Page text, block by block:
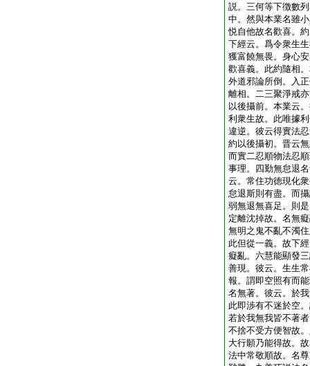
説。三何等下徴數
中。然與本業名雖
悦自他故名歡喜。
下經云。爲令衆生
獲富饒無畏。身心
歡喜義。此約隨相
外道邪論所倒。入
離相。二三聚淨戒
以後攝前。本業云
利衆生故。此唯據
違逆。彼云得實法
約以後攝初。晋云
而實二忍順物法忍
事理。四勤無怠退
云。常住功徳現化
怠退斯則有盡。而
弱無退無喜足。則
定離沈掉故。名無
無明之鬼不亂不濁
此但從一義。故下
癡亂。六慧能顯發
善現。彼云。生生
報。謂即空照有而
名無著。彼云。於
此即渉有不迷於空
若於我無我皆不著
不捨不受方便智故
大行願乃能得故。
法中常敬順故。名